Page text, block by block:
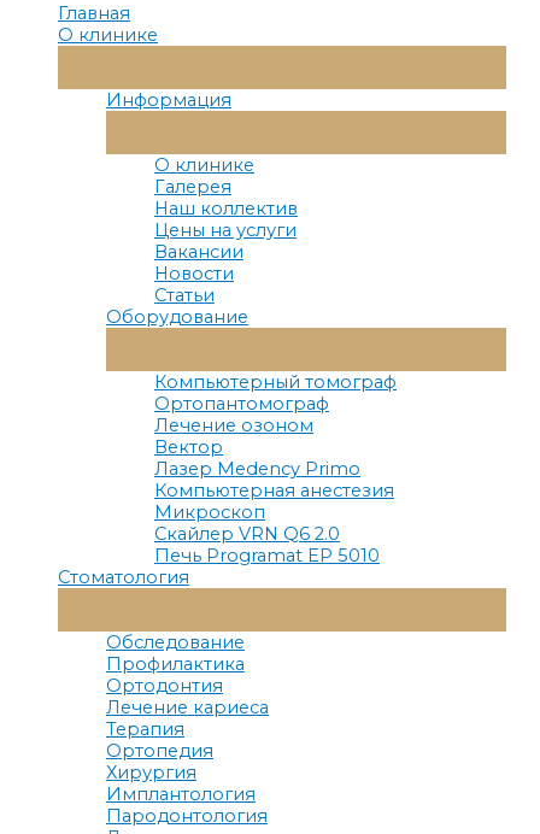
Главная
О клинике
Меню
Информация
Меню
О клинике
Галерея
Наш коллектив
Цены на услуги
Вакансии
Новости
Статьи
Оборудование
Меню
Компьютерный томограф
Ортопантомограф
Лечение озоном
Вектор
Лазер Medency Primo
Компьютерная анестезия
Микроскоп
Скайлер VRN Q6 2.0
Печь Programat EP 5010
Стоматология
Меню
Обследование
Профилактика
Ортодонтия
Лечение кариеса
Терапия
Ортопедия
Хирургия
Имплантология
Пародонтология